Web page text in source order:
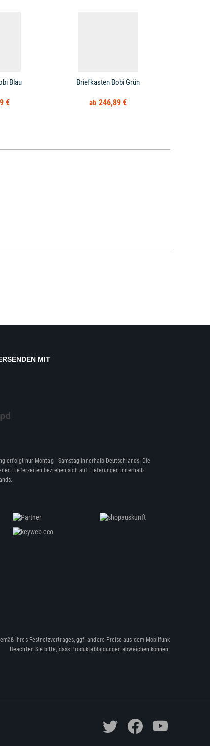
Blau
€
Briefkasten Bobi Grün
246,89 €
MIT
erfolgt nur Montag - Samstag innerhalb Deutschlands. Die
Lieferzeiten beziehen sich auf Lieferungen innerhalb
Ihres Festnetzvertrages, ggf. andere Preise aus dem Mobilfunk
Beachten Sie bitte, dass Produktabbildungen abweichen können.